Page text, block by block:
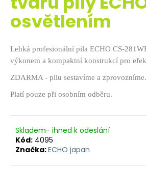
osvětlením
Lehká profesionální pila ECHO CS-
výkonem a kompaktní konstrukcí pro
ZDARMA - pilu sestavíme a zprovozníme.
Platí pouze při osobním odběru.
Skladem- ihned k odeslání
Kód: 4095
Značka:ECHO japan
o
r
č
u
e
m